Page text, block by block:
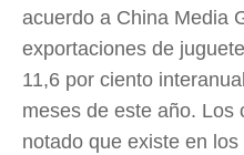
acuerdo a China Media
exportaciones de
11,6 por ciento
meses de este año. Los
notado que existe en